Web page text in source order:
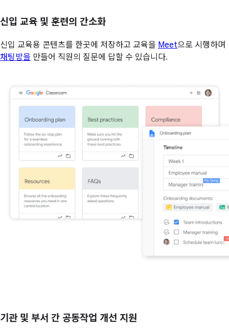
신입 교육 및 훈련의 간소화
신입 교육용 콘텐츠를 한곳에 저장하고 교육을 Meet으로 시행하며
채팅방을 만들어 직원의 질문에 답할 수 있습니다.
기관 및 부서 간 공동작업 개선 지원